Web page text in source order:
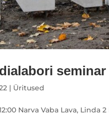
seminar
| Üritused
Narva Vaba Lava,